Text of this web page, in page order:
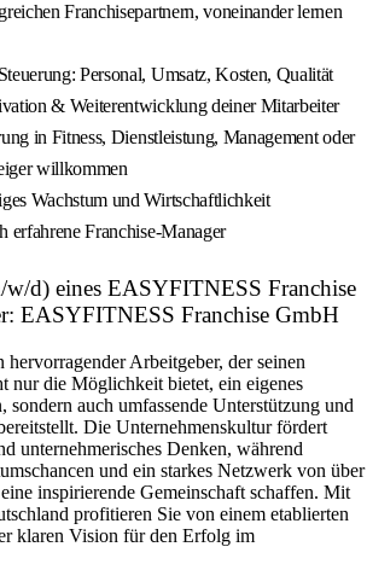
Franchisepartnern, voneinander lernen
Personal, Umsatz, Kosten, Qualität
& Weiterentwicklung deiner Mitarbeiter
in Fitness, Dienstleistung, Management oder
willkommen
Wachstum und Wirtschaftlichkeit
erfahrene Franchise-Manager
w/d) eines EASYFITNESS Franchise
EASYFITNESS Franchise GmbH
Arbeitgeber, der seinen
nur die Möglichkeit bietet, ein eigenes
sondern auch umfassende Unterstützung und
Die Unternehmenskultur fördert
unternehmerisches Denken, während
und ein starkes Netzwerk von über
inspirierende Gemeinschaft schaffen. Mit
profitieren Sie von einem etablierten
klaren Vision für den Erfolg im